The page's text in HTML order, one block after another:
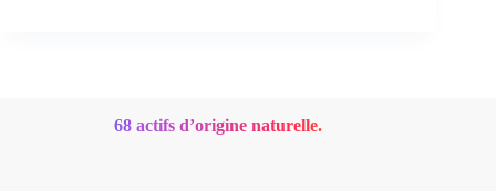
68 actifs d’origine naturelle.